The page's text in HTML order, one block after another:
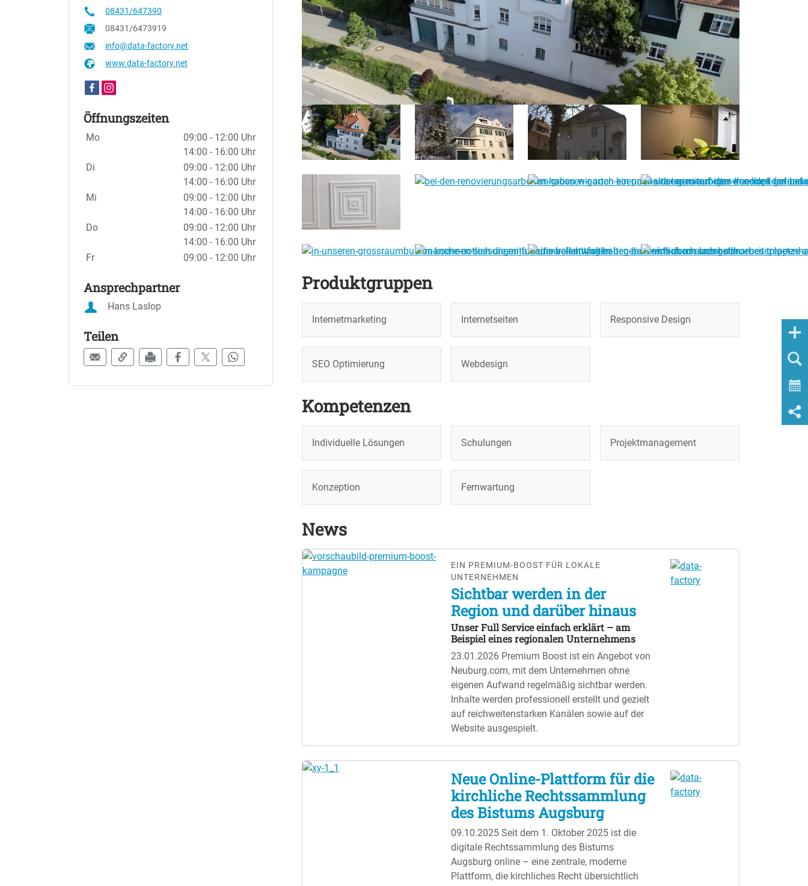
Produktgruppen
Internetmarketing Internetseiten Responsive Design
SEO Optimierung Webdesign
Kompetenzen
Individuelle Lösungen Schulungen Projektmanagement
Konzeption Fernwartung
News
EIN PREMIUM-BOOST FÜR LOKALE
UNTERNEHMEN
Sichtbar werden in der
Region und darüber hinaus
Unser Full Service einfach erklärt – am
Beispiel eines regionalen Unternehmens
23.01.2026 Premium Boost ist ein Angebot von
Neuburg.com, mit dem Unternehmen ohne
eigenen Aufwand regelmäßig sichtbar werden.
Inhalte werden professionell erstellt und gezielt
auf reichweitenstarken Kanälen sowie auf der
Website ausgespielt.
Neue Online-Plattform für die
kirchliche Rechtssammlung
des Bistums Augsburg
09.10.2025Seit dem 1. Oktober 2025 ist die
digitale Rechtssammlung des Bistums
Augsburg online – eine zentrale, moderne
Plattform, die kirchliches Recht übersichtlich
08431/647390
08431/6473919
info@data-factory.net
www.data-factory.net
Öffnungszeiten
Wochentage / Monate
Öffnungszeiten / Hinweise
Mo
09:00 - 12:00 Uhr
14:00 - 16:00 Uhr
Di
09:00 - 12:00 Uhr
14:00 - 16:00 Uhr
Mi
09:00 - 12:00 Uhr
14:00 - 16:00 Uhr
Do
09:00 - 12:00 Uhr
14:00 - 16:00 Uhr
Fr
09:00 - 12:00 Uhr
Ansprechpartner
Hans Laslop
Teilen